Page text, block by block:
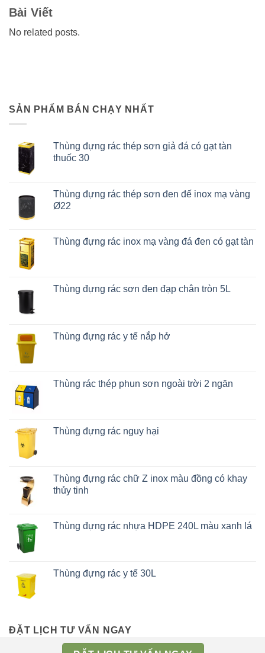
SẢN PHẨM BÁN CHẠY NHẤT
Thùng đựng rác thép sơn giả đá có gạt tàn
thuốc 30
Thùng đựng rác thép sơn đen đế inox mạ vàng
Ø22
Thùng đựng rác inox mạ vàng đá đen có gạt tàn
Thùng đựng rác sơn đen đạp chân tròn 5L
Thùng đựng rác y tế nắp hở
Thùng rác thép phun sơn ngoài trời 2 ngăn
Thùng đựng rác nguy hại
Thùng đựng rác chữ Z inox màu đồng có khay
thủy tinh
Thùng đựng rác nhựa HDPE 240L màu xanh lá
Thùng đựng rác y tế 30L
ĐẶT LỊCH TƯ VẤN NGAY
Bài Viết
No related posts.